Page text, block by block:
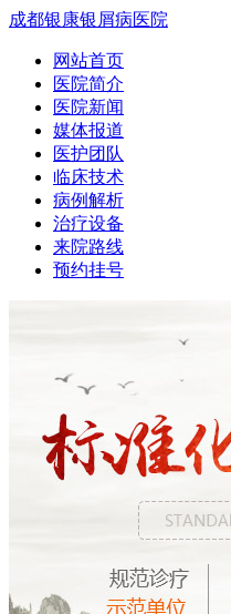
成都银康银屑病医院
网站首页
医院简介
医院新闻
媒体报道
医护团队
临床技术
病例解析
治疗设备
来院路线
预约挂号